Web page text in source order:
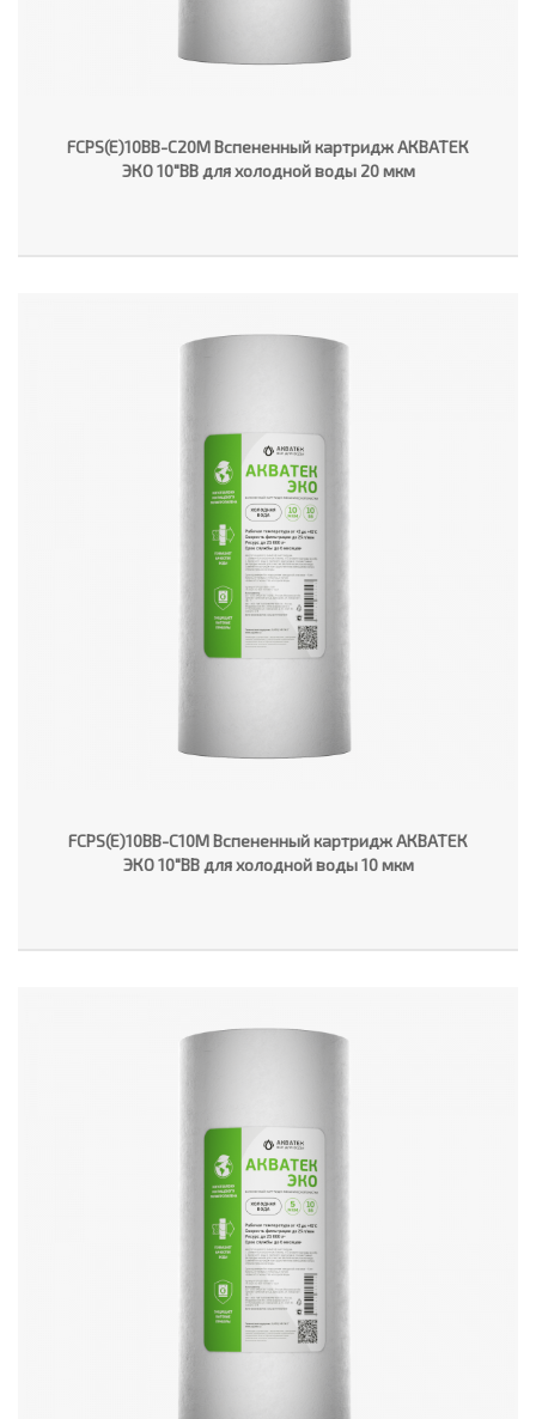
FCPS(E)10BB-C20M Вспененный картридж АКВАТЕК
ЭКО 10"ВВ для холодной воды 20 мкм
FCPS(E)10BB-C10M Вспененный картридж АКВАТЕК
ЭКО 10"ВВ для холодной воды 10 мкм